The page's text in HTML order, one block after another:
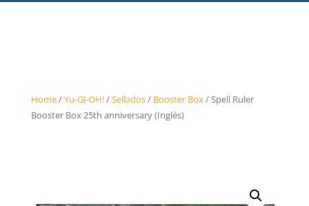
Home/Yu-Gi-OH!/Sellados/ Booster Box/Spell Ruler
Booster Box 25th anniversary (Inglés)